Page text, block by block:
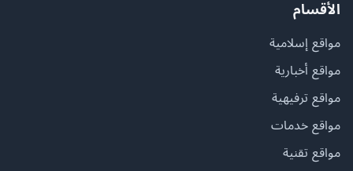
الأقسام
مواقع إسلامية
مواقع أخبارية
مواقع ترفيهية
مواقع خدمات
مواقع تقنية